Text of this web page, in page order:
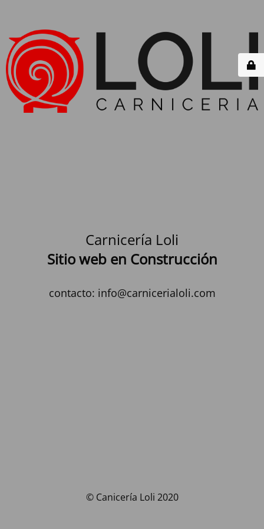
Carnicería Loli
Sitio web en Construcción
contacto: info@carnicerialoli.com
© Canicería Loli 2020